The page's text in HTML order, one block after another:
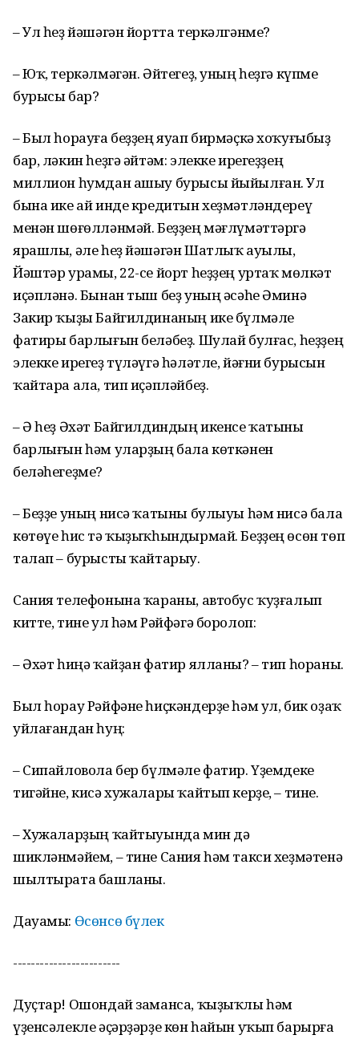
– Ул һеҙ йәшәгән йортта теркәлгәнме?
– Юҡ, теркәлмәгән. Әйтегеҙ, уның һеҙгә күпме
бурысы бар?
– Был һорауға беҙҙең яуап бирмәҫкә хоҡуғыбыҙ
бар, ләкин һеҙгә әйтәм: элекке ирегеҙҙең
миллион һумдан ашыу бурысы йыйылған. Ул
бына ике ай инде кредитын хеҙмәтләндереү
менән шөғөлләнмәй. Беҙҙең мәғлүмәттәргә
ярашлы, әле һеҙ йәшәгән Шатлыҡ ауылы,
Йәштәр урамы, 22-се йорт һеҙҙең уртаҡ мөлкәт
иҫәпләнә. Бынан тыш беҙ уның әсәһе Әминә
Закир ҡыҙы Байгилдинаның ике бүлмәле
фатиры барлығын беләбеҙ. Шулай булғас, һеҙҙең
элекке ирегеҙ түләүгә һәләтле, йәғни бурысын
ҡайтара ала, тип иҫәпләйбеҙ.
– Ә һеҙ Әхәт Байгилдиндың икенсе ҡатыны
барлығын һәм уларҙың бала көткәнен
беләһегеҙме?
– Беҙҙе уның нисә ҡатыны булыуы һәм нисә бала
көтөүе һис тә ҡыҙыҡһындырмай. Беҙҙең өсөн төп
талап – бурысты ҡайтарыу.
Сания телефонына ҡараны, автобус ҡуҙғалып
китте, тине ул һәм Рәйфәгә боролоп:
– Әхәт һиңә ҡайҙан фатир ялланы? – тип һораны.
Был һорау Рәйфәне һиҫкәндерҙе һәм ул, бик оҙаҡ
уйлағандан һуң:
– Сипайловола бер бүлмәле фатир. Үҙемдеке
тигәйне, кисә хужалары ҡайтып керҙе, – тине.
– Хужаларҙың ҡайтыуында мин дә
шикләнмәйем, – тине Сания һәм такси хеҙмәтенә
шылтырата башланы.
Дауамы: Өсөнсө бүлек
------------------------
Дуҫтар! Ошондай заманса, ҡыҙыҡлы һәм
үҙенсәлекле әҫәрҙәрҙе көн һайын уҡып барырға